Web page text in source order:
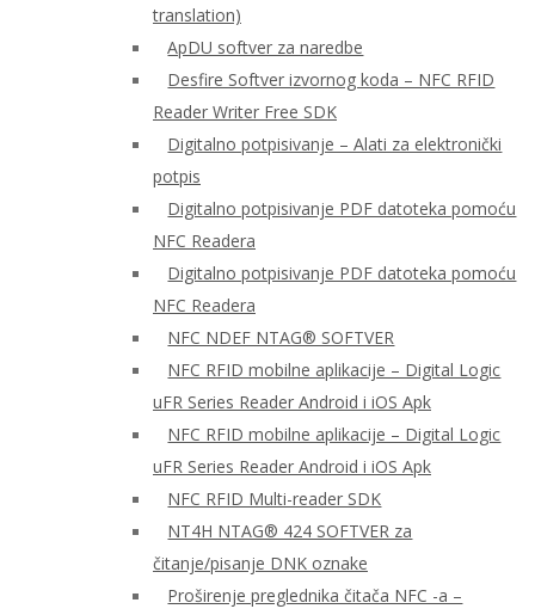
translation)
ApDU softver za naredbe
Desfire Softver izvornog koda – NFC RFID
Reader Writer Free SDK
Digitalno potpisivanje – Alati za elektronički
potpis
Digitalno potpisivanje PDF datoteka pomoću
NFC Readera
Digitalno potpisivanje PDF datoteka pomoću
NFC Readera
NFC NDEF NTAG® SOFTVER
NFC RFID mobilne aplikacije – Digital Logic
uFR Series Reader Android i iOS Apk
NFC RFID mobilne aplikacije – Digital Logic
uFR Series Reader Android i iOS Apk
NFC RFID Multi-reader SDK
NT4H NTAG® 424 SOFTVER za
čitanje/pisanje DNK oznake
Proširenje preglednika čitača NFC -a –